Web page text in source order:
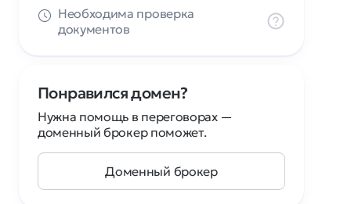
Необходима проверка
документов
Понравился домен?
Нужна помощь в переговорах —
доменный брокер поможет.
Доменный брокер